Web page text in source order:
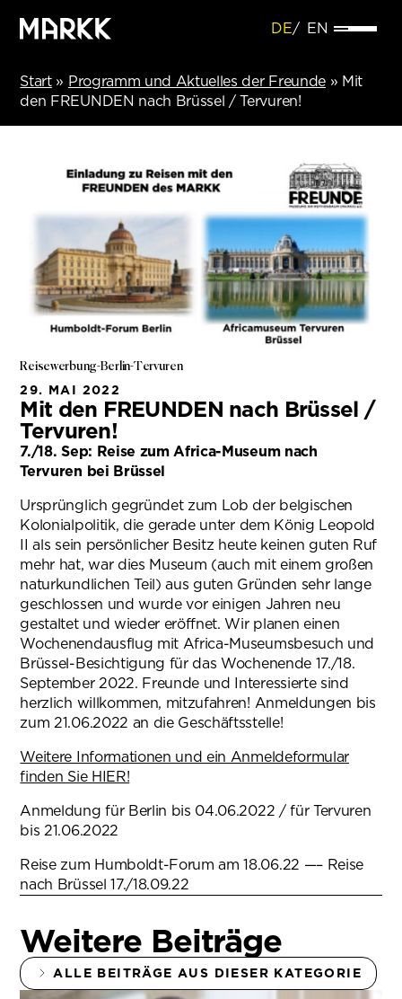
DE EN
Start» Programm und Aktuelles der Freunde» Mit
den FREUNDEN nach Brüssel / Tervuren!
29. MAI 2022
Mit den FREUNDEN nach Brüssel /
Tervuren!
7./18. Sep: Reise zum Africa-Museum nach
Tervuren bei Brüssel
Ursprünglich gegründet zum Lob der belgischen
Kolonialpolitik, die gerade unter dem König Leopold
II als sein persönlicher Besitz heute keinen guten Ruf
mehr hat, war dies Museum (auch mit einem großen
naturkundlichen Teil) aus guten Gründen sehr lange
geschlossen und wurde vor einigen Jahren neu
gestaltet und wieder eröffnet. Wir planen einen
Wochenendausflug mit Africa-Museumsbesuch und
Brüssel-Besichtigung für das Wochenende 17./18.
September 2022. Freunde und Interessierte sind
herzlich willkommen, mitzufahren! Anmeldungen bis
zum 21.06.2022 an die Geschäftsstelle!
Weitere Informationen und ein Anmeldeformular
finden Sie HIER!(öffnet in neuem Tab)
Anmeldung für Berlin bis 04.06.2022 / für Tervuren
bis 21.06.2022
Reise zum Humboldt-Forum am 18.06.22 —– Reise
nach Brüssel 17./18.09.22
Reisewerbung-Berlin-Tervuren
Weitere Beiträge
ALLE BEITRÄGE AUS DIESER KATEGORIE